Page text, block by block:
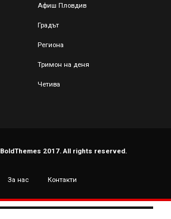
Афиш Пловдив
Градът
Региона
Тримон на деня
Четива
2017. All rights reserved.
За нас Контакти